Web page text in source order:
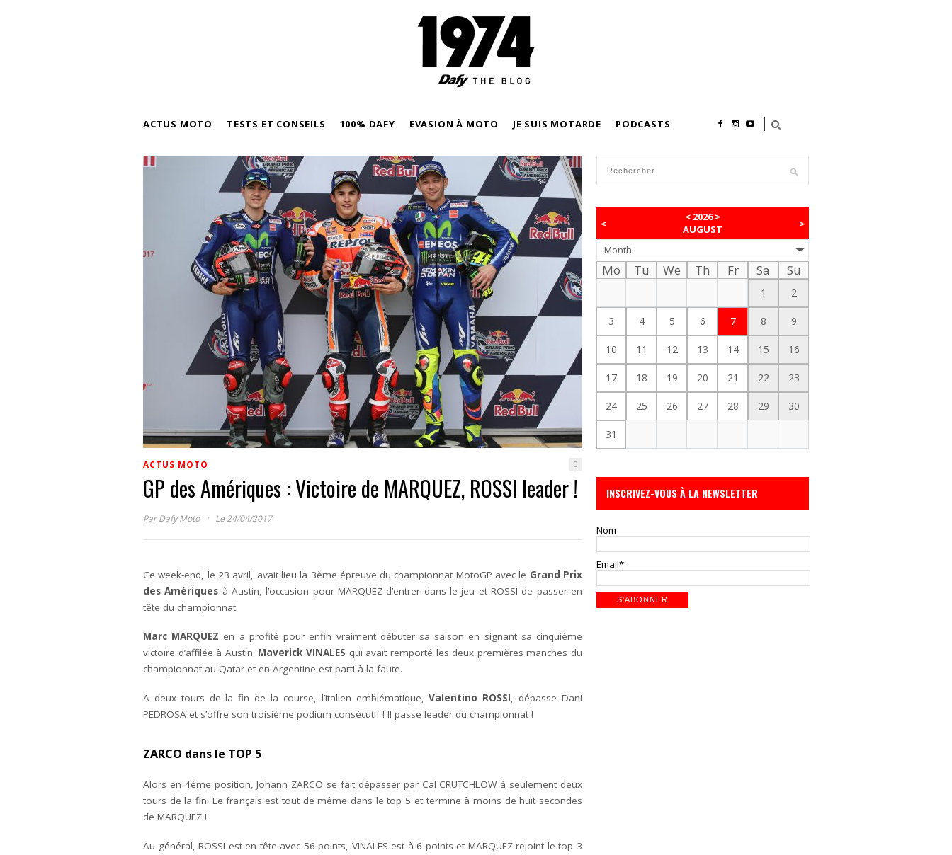
ACTUS MOTO TESTS ET CONSEILS 100% DAFY EVASION À MOTO JE SUIS MOTARDE PODCASTS
ACTUS MOTO 0
GP des Amériques : Victoire de MARQUEZ, ROSSI leader !
ParDafy Moto · Le 24/04/2017
Ce week-end, le 23 avril, avait lieu la 3ème épreuve du championnat MotoGP avec le Grand Prix
des Amériques à Austin, l’occasion pour MARQUEZ d’entrer dans le jeu et ROSSI de passer en
tête du championnat.
Marc MARQUEZ en a profité pour enfin vraiment débuter sa saison en signant sa cinquième
victoire d’affilée à Austin. Maverick VINALES qui avait remporté les deux premières manches du
championnat au Qatar et en Argentine est parti à la faute.
A deux tours de la fin de la course, l’italien emblématique,Valentino ROSSI, dépasse Dani
PEDROSA et s’offre son troisième podium consécutif ! Il passe leader du championnat !
ZARCO dans le TOP 5
Alors en 4ème position, Johann ZARCO se fait dépasser par Cal CRUTCHLOW à seulement deux
tours de la fin. Le français est tout de même dans le top 5 et termine à moins de huit secondes
de MARQUEZ !
Au général, ROSSI est en tête avec 56 points, VINALES est à 6 points et MARQUEZ rejoint le top 3
<
< 2026>
AUGUST
>
Month
Mo Tu We Th Fr Sa Su
1 2
3 4 5 6 7 8 9
10 11 12 13 14 15 16
17 18 19 20 21 22 23
24 25 26 27 28 29 30
31
INSCRIVEZ-VOUS À LA NEWSLETTER
Nom
Email*